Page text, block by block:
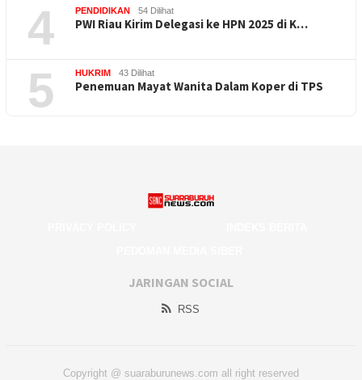
4 PENDIDIKAN 54 Dilihat
PWI Riau Kirim Delegasi ke HPN 2025 di K…
5 HUKRIM 43 Dilihat
Penemuan Mayat Wanita Dalam Koper di TPS
JARINGAN SOCIAL
RSS
Copyright @ suaraburunews.com all right reserved